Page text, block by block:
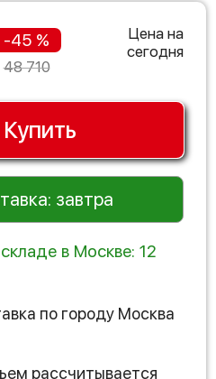
-45 %
48 710
Цена на
сегодня
Купить
завтра
в Москве: 12
по городу Москва
рассчитывается